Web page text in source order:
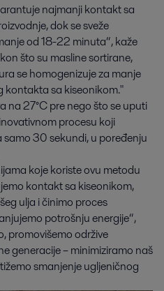
najmanji kontakt sa
dok se sveže
od 18-22 minuta“, kaže
što su masline sortirane,
se homogenizuje za manje
kontakta sa kiseonikom."
na 27°C pre nego što se uputi
procesu koji
30 sekundi, u poređenju
koje koriste ovu metodu
kontakt sa kiseonikom,
ulja i činimo proces
potrošnju energije“,
promovišemo održive
generacije – minimiziramo naš
smanjenje ugljeničnog